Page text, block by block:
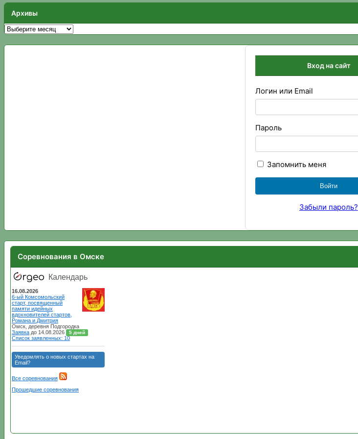
Архивы
Архивы
Вход на сайт
Логин или Email
Пароль
Запомнить меня
Забыли пароль?
Соревнования в Омске